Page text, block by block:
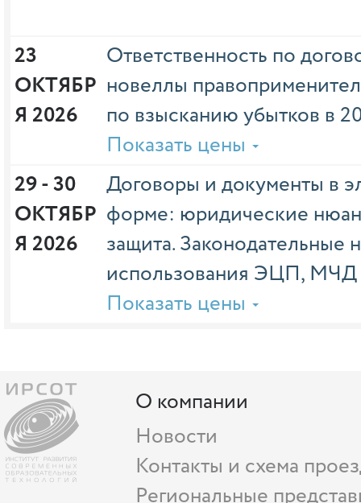
23
ОКТЯБР
Я 2026
Ответственность по
новеллы
по взысканию убытков в
Показать цены
29 - 30
ОКТЯБР
Я 2026
Договоры и документы в
форме: юридические
защита. Законодательные
использования ЭЦП, МЧД
Показать цены
О компании
Новости
Контакты и схема
Региональные